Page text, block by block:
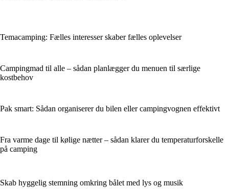
Temacamping: Fælles interesser skaber fælles oplevelser
Campingmad til alle – sådan planlægger du menuen til særlige
kostbehov
Pak smart: Sådan organiserer du bilen eller campingvognen effektivt
Fra varme dage til kølige nætter – sådan klarer du temperaturforskelle
på camping
Skab hyggelig stemning omkring bålet med lys og musik